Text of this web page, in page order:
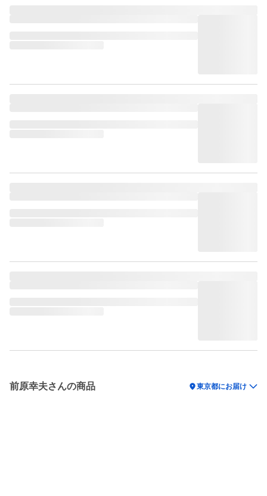
前原幸夫さんの商品 location_on東京都にお届け